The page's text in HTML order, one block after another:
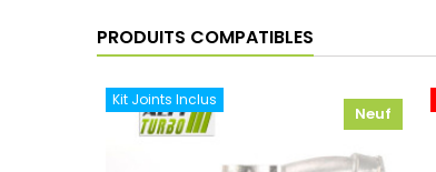
PRODUITS COMPATIBLES
Kit Joints Inclus
Neuf